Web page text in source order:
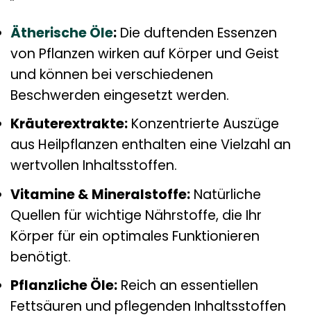
Ätherische Öle: Die duftenden Essenzen
von Pflanzen wirken auf Körper und Geist
und können bei verschiedenen
Beschwerden eingesetzt werden.
Kräuterextrakte: Konzentrierte Auszüge
aus Heilpflanzen enthalten eine Vielzahl an
wertvollen Inhaltsstoffen.
Vitamine & Mineralstoffe: Natürliche
Quellen für wichtige Nährstoffe, die Ihr
Körper für ein optimales Funktionieren
benötigt.
Pflanzliche Öle: Reich an essentiellen
Fettsäuren und pflegenden Inhaltsstoffen